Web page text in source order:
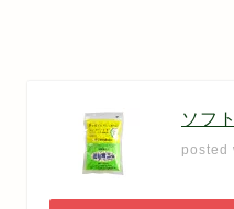
ソフ
posted